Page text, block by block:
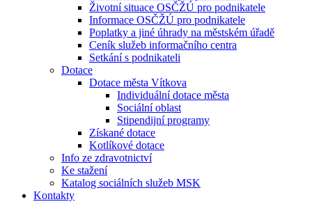
Životní situace OSČŽÚ pro podnikatele
Informace OSČŽÚ pro podnikatele
Poplatky a jiné úhrady na městském úřadě
Ceník služeb informačního centra
Setkání s podnikateli
Dotace
Dotace města Vítkova
Individuální dotace města
Sociální oblast
Stipendijní programy
Získané dotace
Kotlíkové dotace
Info ze zdravotnictví
Ke stažení
Katalog sociálních služeb MSK
Kontakty